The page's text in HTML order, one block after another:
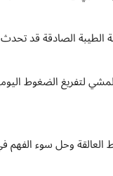
الصادقة قد تحدث
لتفريغ الضغوط
العالقة وحل سوء الفهم